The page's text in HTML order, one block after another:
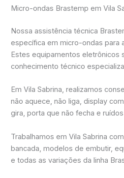
Micro-ondas Brastemp em Vila
Nossa assistência técnica
específica em micro-ondas para
Estes equipamentos eletrônicos
conhecimento técnico
Em Vila Sabrina, realizamos
não aquece, não liga, display
gira, porta que não fecha e
Trabalhamos em Vila Sabrina
bancada, modelos de embutir,
e todas as variações da linha